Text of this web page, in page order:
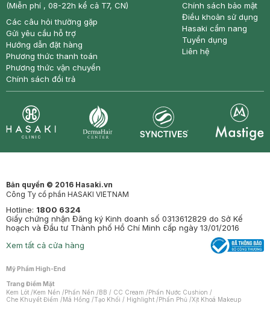
(Miễn phí , 08-22h kể cả T7, CN)
Các câu hỏi thường gặp
Gửi yêu cầu hỗ trợ
Hướng dẫn đặt hàng
Phương thức thanh toán
Phương thức vận chuyển
Chính sách đổi trả
Chính sách bảo mật
Điều khoản sử dụng
Hasaki cẩm nang
Tuyển dụng
Liên hệ
Bản quyền © 2016 Hasaki.vn
Công Ty cổ phần HASAKI VIETNAM
Hotline: 1800 6324
Giấy chứng nhận Đăng ký Kinh doanh số 0313612829 do Sở Kế
hoạch và Đầu tư Thành phố Hồ Chí Minh cấp ngày 13/01/2016
Xem tất cả cửa hàng
Mỹ Phẩm High-End
Trang Điểm Mặt
Kem Lót /Kem Nền /Phấn Nền /BB / CC Cream /Phấn Nước Cushion /
Che Khuyết Điểm /Má Hồng /Tạo Khối / Highlight /Phấn Phủ /Xịt Khoá Makeup